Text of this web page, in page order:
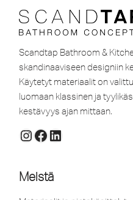
Scandtap Bathroom &
skandinaaviseen designiin
Käytetyt materiaalit on
luomaan klassinen ja
kestävyys ajan mittaan.
Meistä